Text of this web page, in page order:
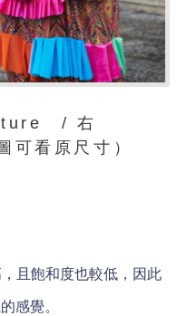
/ 右
看原尺寸）
且飽和度也較低，因此
感覺。